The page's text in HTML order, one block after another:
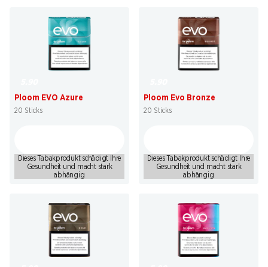
Ploom EVO Azure
20 Sticks
Dieses Tabakprodukt schädigt Ihre
Gesundheit und macht stark
abhängig
Ploom Evo Bronze
20 Sticks
Dieses Tabakprodukt schädigt Ihre
Gesundheit und macht stark
abhängig